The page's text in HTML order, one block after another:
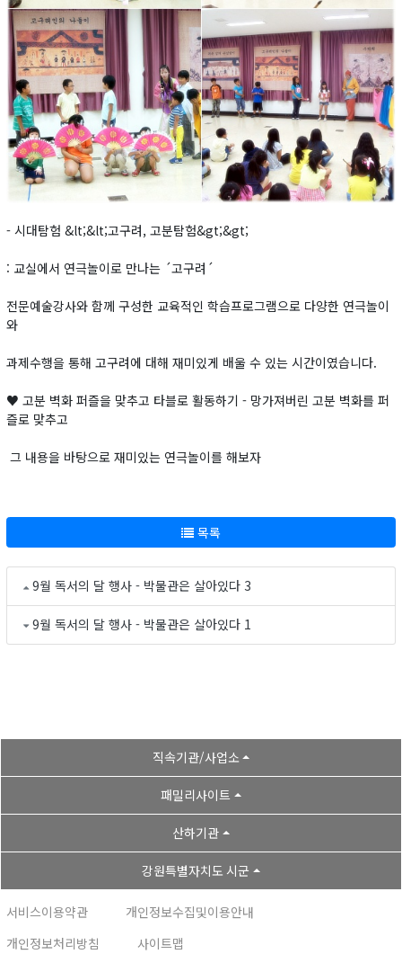
- 시대탐험 &lt;&lt;고구려, 고분탐험&gt;&gt;
: 교실에서 연극놀이로 만나는 ´고구려´
전문예술강사와 함께 구성한 교육적인 학습프로그램으로 다양한 연극놀이
와
과제수행을 통해 고구려에 대해 재미있게 배울 수 있는 시간이였습니다.
♥ 고분 벽화 퍼즐을 맞추고 타블로 활동하기 - 망가져버린 고분 벽화를 퍼
즐로 맞추고
그 내용을 바탕으로 재미있는 연극놀이를 해보자
목록
9월 독서의 달 행사 - 박물관은 살아있다 3
9월 독서의 달 행사 - 박물관은 살아있다 1
직속기관/사업소
패밀리사이트
산하기관
강원특별자치도 시군
서비스이용약관
개인정보수집및이용안내
개인정보처리방침
사이트맵